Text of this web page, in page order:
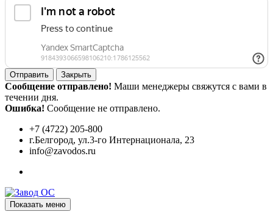
Отправить Закрыть
Сообщение отправлено! Маши менеджеры свяжутся с вами в
течении дня.
Ошибка! Сообщение не отправлено.
+7 (4722) 205-800
г.Белгород, ул.3-го Интернационала, 23
info@zavodos.ru
Показать меню